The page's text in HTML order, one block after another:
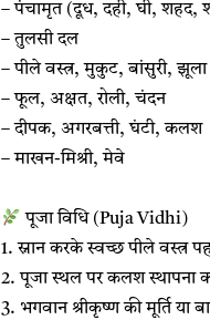
– पंचामृत (दूध, दही, घी, शहद,
– तुलसी दल
– पीले वस्त्र, मुकुट, बांसुरी, झूला
– फूल, अक्षत, रोली, चंदन
– दीपक, अगरबत्ती, घंटी, कलश
– माखन-मिश्री, मेवे
पूजा विधि (Puja Vidhi)
1. स्नान करके स्वच्छ पीले वस्त्र
2. पूजा स्थल पर कलश स्थापना
3. भगवान श्रीकृष्ण की मूर्ति